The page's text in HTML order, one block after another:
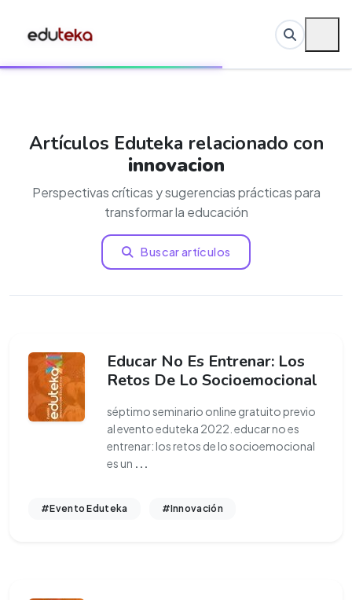
Artículos Eduteka relacionado con
innovacion
Perspectivas críticas y sugerencias prácticas para
transformar la educación
Buscar artículos
Educar No Es Entrenar: Los
Retos De Lo Socioemocional
séptimo seminario online gratuito previo
al evento eduteka 2022. educar no es
entrenar: los retos de lo socioemocional
es un ...
#Evento Eduteka #Innovación